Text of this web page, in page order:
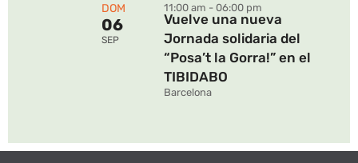
DOM
06
SEP
11:00 am - 06:00 pm
Vuelve una nueva
Jornada solidaria del
“Posa’t la Gorra!” en el
TIBIDABO
Barcelona